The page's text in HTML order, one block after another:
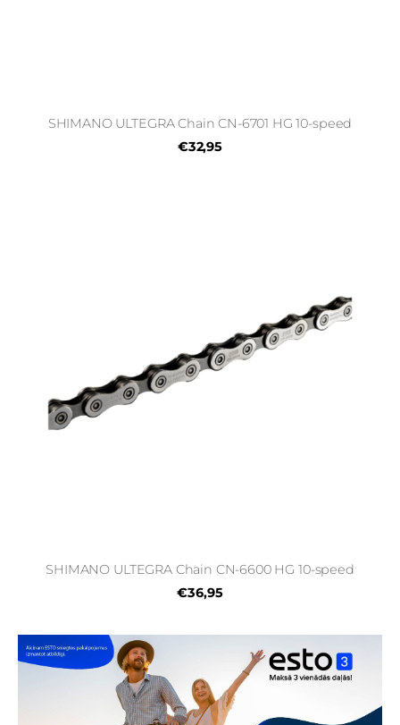
SHIMANO ULTEGRA Chain CN-6701 HG 10-speed
€32,95
SHIMANO ULTEGRA Chain CN-6600 HG 10-speed
€36,95